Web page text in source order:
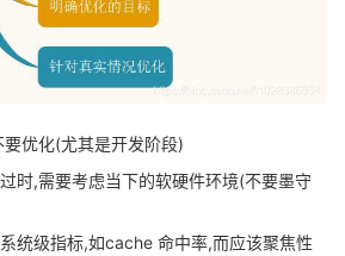
优化(尤其是开发阶段)
时,需要考虑当下的软硬件环境(不要墨守
统级指标,如cache 命中率,而应该聚焦性